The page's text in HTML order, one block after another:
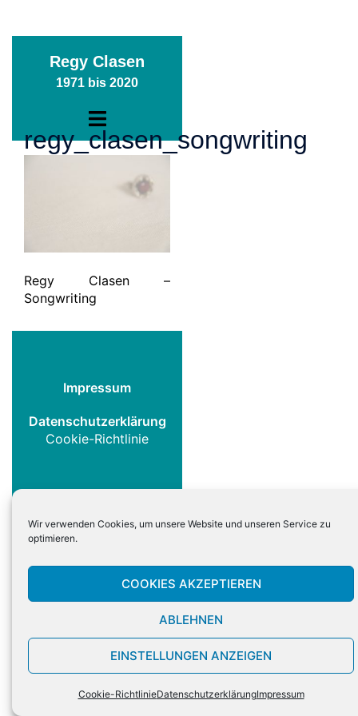
Wir verwenden Cookies, um unsere Website und unseren Service zu
optimieren.
COOKIES AKZEPTIEREN
ABLEHNEN
EINSTELLUNGEN ANZEIGEN
Cookie-RichtlinieDatenschutzerklärungImpressum
springen
Regy Clasen
1971 bis 2020
Menü
umschalten
regy_clasen_songwriting
Regy Clasen –
Songwriting
Impressum
Datenschutzerklärung
Cookie-Richtlinie